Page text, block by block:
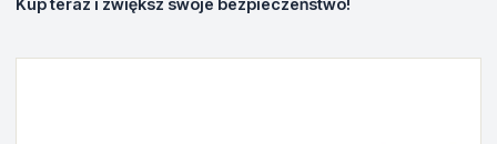
Kup teraz i zwiększ swoje bezpieczeństwo!